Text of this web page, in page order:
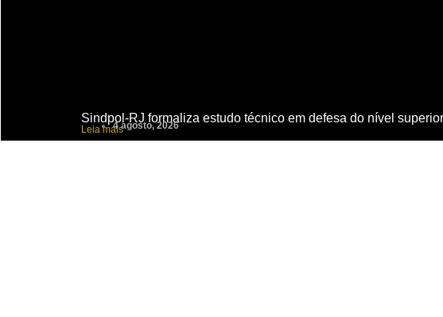
Sindpol-RJ formaliza estudo técnico em defesa do nível
Leia mais4 agosto, 2026